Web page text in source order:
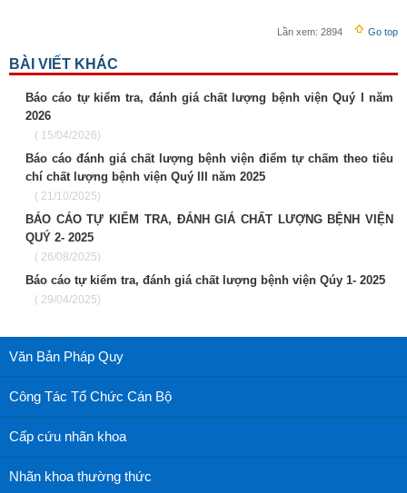
Lần xem: 2894 Go top
BÀI VIẾT KHÁC
Báo cáo tự kiểm tra, đánh giá chất lượng bệnh viện Quý I năm
2026
( 15/04/2026)
Báo cáo đánh giá chất lượng bệnh viện điểm tự chấm theo tiêu
chí chất lượng bệnh viện Quý III năm 2025
( 21/10/2025)
BÁO CÁO TỰ KIỂM TRA, ĐÁNH GIÁ CHẤT LƯỢNG BỆNH VIỆN
QUÝ 2- 2025
( 26/08/2025)
Báo cáo tự kiểm tra, đánh giá chất lượng bệnh viện Qúy 1- 2025
( 29/04/2025)
Văn Bản Pháp Quy
Công Tác Tổ Chức Cán Bộ
Cấp cứu nhãn khoa
Nhãn khoa thường thức